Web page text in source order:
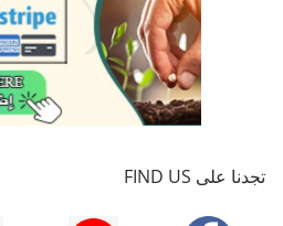
تجدنا على FIND US